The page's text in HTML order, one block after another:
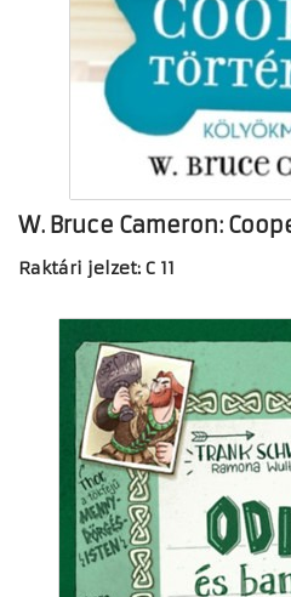
W. Bruce Cameron:
Raktári jelzet: C 11